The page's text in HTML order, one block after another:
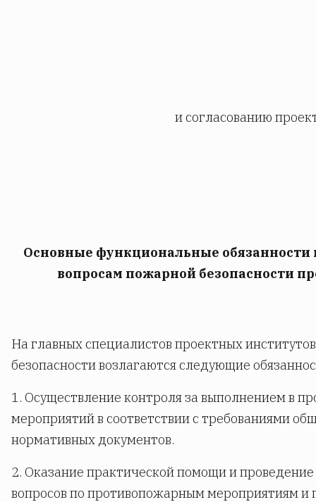
и согласованию
Основные функциональные обязанности
вопросам пожарной безопасности
На главных специалистов проектных
безопасности возлагаются следующие
1. Осуществление контроля за выполнением в
мероприятий в соответствии c требованиями
нормативных документов.
2. Оказание практической помощи и
вопросов по противопожарным мероприятиям и